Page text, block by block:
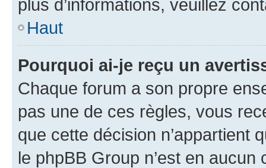
plus d’informations, veuillez
Haut
Pourquoi ai-je reçu un
Chaque forum a son propre
pas une de ces règles, vous
que cette décision n’appartient
le phpBB Group n’est en